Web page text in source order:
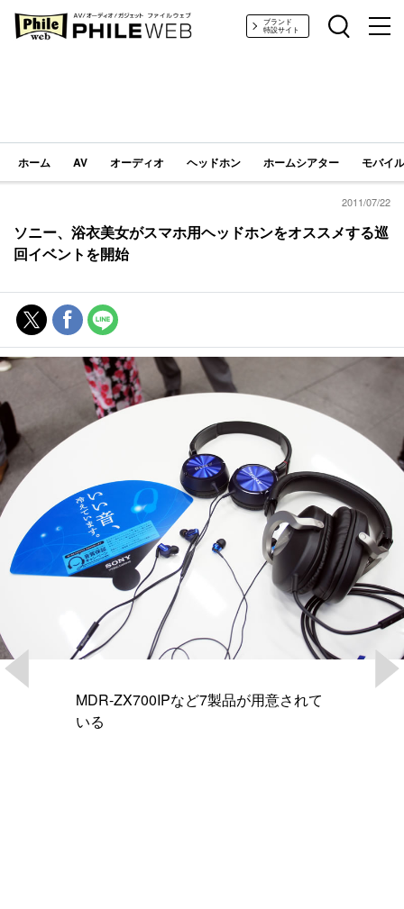
PHILE WEB｜AV/オーディオ/ガジェットブランド
特設サイト
ホーム AV オーディオ ヘッドホン ホームシアター モバイ
2011/07/22
ソニー、浴衣美女がスマホ用ヘッドホンをオススメする巡
回イベントを開始
MDR-ZX700IPなど7製品が用意されて
いる